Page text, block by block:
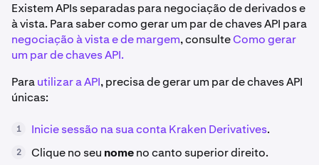
Existem APIs separadas para negociação de derivados e
à vista. Para saber como gerar um par de chaves API para
negociação à vista e de margem, consulteComo gerar
um par de chaves API.
Parautilizar a API, precisa de gerar um par de chaves API
únicas:
1 Inicie sessão na sua conta Kraken Derivatives.
2 Clique no seu nomeno canto superior direito.